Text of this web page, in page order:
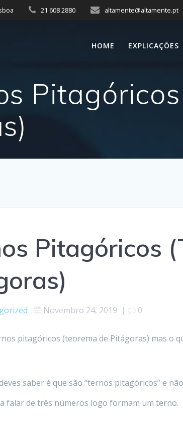
21 608 2880 altamente@altamente.pt
HOME EXPLICAÇÕES
Pitagóricos
Novembro 24, 2019 | 0
pitagóricos (teorema de Pitágoras) mas o
saber é que são “ternos pitagóricos” e
falar de três números logo formam um terno.